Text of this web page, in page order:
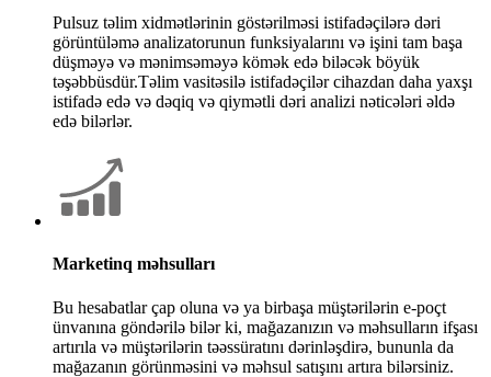
Pulsuz təlim xidmətlərinin göstərilməsi istifadəçilərə dəri
görüntüləmə analizatorunun funksiyalarını və işini tam başa
düşməyə və mənimsəməyə kömək edə biləcək böyük
təşəbbüsdür.Təlim vasitəsilə istifadəçilər cihazdan daha yaxşı
istifadə edə və dəqiq və qiymətli dəri analizi nəticələri əldə
edə bilərlər.
Marketinq məhsulları
Bu hesabatlar çap oluna və ya birbaşa müştərilərin e-poçt
ünvanına göndərilə bilər ki, mağazanızın və məhsulların ifşası
artırıla və müştərilərin təəssüratını dərinləşdirə, bununla da
mağazanın görünməsini və məhsul satışını artıra bilərsiniz.